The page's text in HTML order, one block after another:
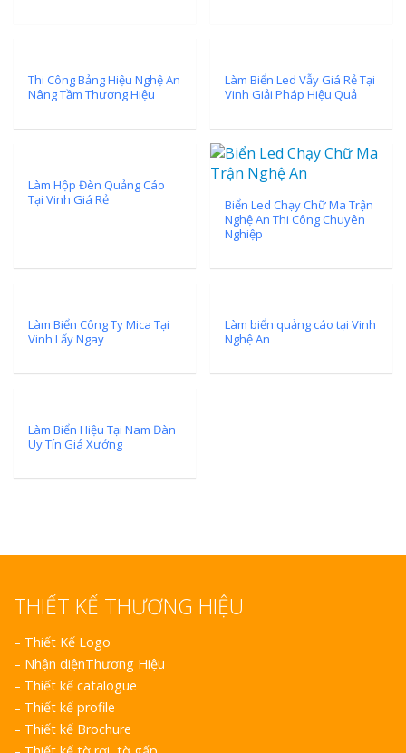
Thi Công Bảng Hiệu Nghệ An
Nâng Tầm Thương Hiệu
Làm Biển Led Vẫy Giá Rẻ Tại
Vinh Giải Pháp Hiệu Quả
Làm Hộp Đèn Quảng Cáo
Tại Vinh Giá Rẻ
Biển Led Chạy Chữ Ma Trận
Nghệ An Thi Công Chuyên
Nghiệp
Làm Biển Công Ty Mica Tại
Vinh Lấy Ngay
Làm biển quảng cáo tại Vinh
Nghệ An
Làm Biển Hiệu Tại Nam Đàn
Uy Tín Giá Xưởng
THIẾT KẾ THƯƠNG HIỆU
– Thiết Kế Logo
– Nhận diệnThương Hiệu
– Thiết kế catalogue
– Thiết kế profile
– Thiết kế Brochure